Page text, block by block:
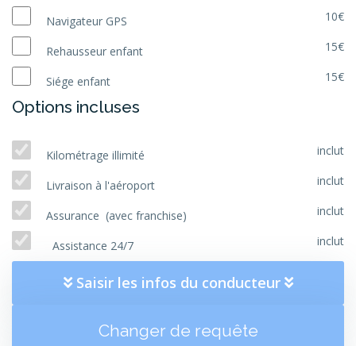
Navigateur GPS 10€
Rehausseur enfant 15€
Siége enfant 15€
Options incluses
Kilométrage illimité inclut
Livraison à l'aéroport inclut
Assurance (avec franchise) inclut
Assistance 24/7 inclut
Saisir les infos du conducteur
Changer de requête